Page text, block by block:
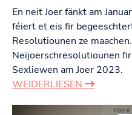
En neit Joer fänkt am
féiert et eis fir
Resolutiounen ze
Neijoerschresolutiounen
Sexliewen am Joer 2023.
WEIDERLIESEN